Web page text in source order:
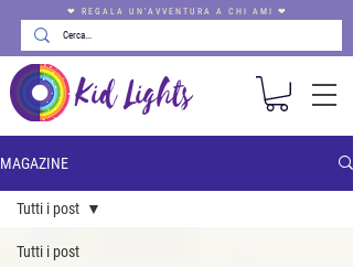
❤ REGALA UN'AVVENTURA A CHI AMI ❤
MAGAZINE
Tutti i post
Tutti i post